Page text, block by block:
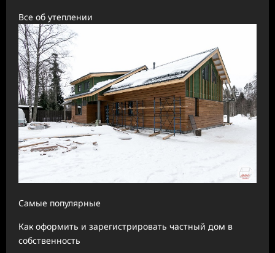
Все об утеплении
Самые популярные
Как оформить и зарегистрировать частный дом в
собственность